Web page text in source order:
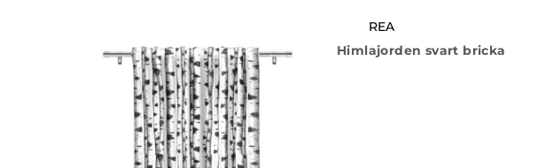
REA
Himlajorden svart bricka